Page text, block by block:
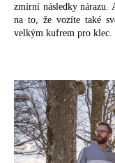
zmírní následky nárazu.
na to, že vozíte také
velkým kufrem pro klec.